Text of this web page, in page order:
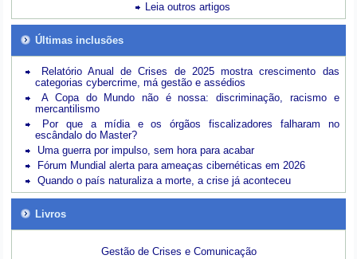
Leia outros artigos
Últimas inclusões
Relatório Anual de Crises de 2025 mostra crescimento das
categorias cybercrime, má gestão e assédios
A Copa do Mundo não é nossa: discriminação, racismo e
mercantilismo
Por que a mídia e os órgãos fiscalizadores falharam no
escândalo do Master?
Uma guerra por impulso, sem hora para acabar
Fórum Mundial alerta para ameaças cibernéticas em 2026
Quando o país naturaliza a morte, a crise já aconteceu
Livros
Gestão de Crises e Comunicação